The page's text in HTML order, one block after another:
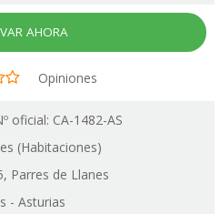
AHORA
Opiniones
oficial: CA-1482-AS
(Habitaciones)
Parres de Llanes
- Asturias